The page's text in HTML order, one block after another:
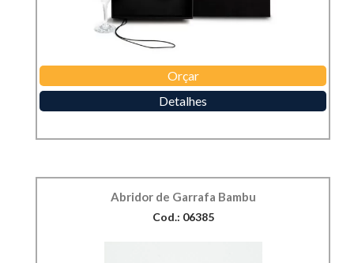
Orçar
Detalhes
Abridor de Garrafa Bambu
Cod.: 06385